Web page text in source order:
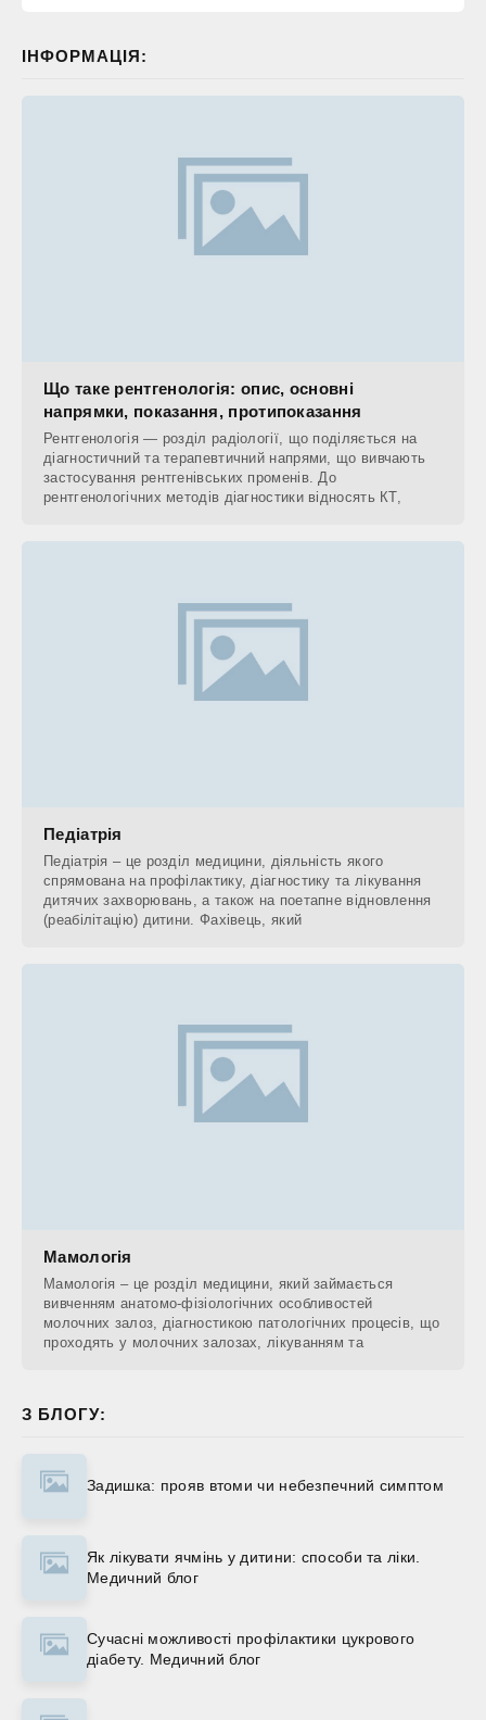
ІНФОРМАЦІЯ:
Що таке рентгенологія: опис, основні
напрямки, показання, протипоказання
Рентгенологія — розділ радіології, що поділяється на
діагностичний та терапевтичний напрями, що вивчають
застосування рентгенівських променів. До
рентгенологічних методів діагностики відносять КТ,
Педіатрія
Педіатрія – це розділ медицини, діяльність якого
спрямована на профілактику, діагностику та лікування
дитячих захворювань, а також на поетапне відновлення
(реабілітацію) дитини. Фахівець, який
Мамологія
Мамологія – це розділ медицини, який займається
вивченням анатомо-фізіологічних особливостей
молочних залоз, діагностикою патологічних процесів, що
проходять у молочних залозах, лікуванням та
З БЛОГУ:
Задишка: прояв втоми чи небезпечний симптом
Як лікувати ячмінь у дитини: способи та ліки.
Медичний блог
Сучасні можливості профілактики цукрового
діабету. Медичний блог